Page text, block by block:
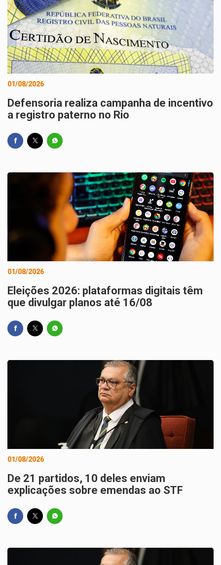
01/08/2026
Defensoria realiza campanha de incentivo
a registro paterno no Rio
01/08/2026
Eleições 2026: plataformas digitais têm
que divulgar planos até 16/08
01/08/2026
De 21 partidos, 10 deles enviam
explicações sobre emendas ao STF